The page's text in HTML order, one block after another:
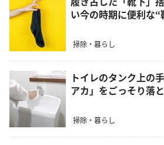
い今の時期に便利な
掃除・暮らし
トイレのタンク上の
アカ」をごっそり落
掃除・暮らし